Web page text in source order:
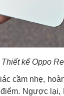
Thiết kế Oppo
cầm nhẹ,
Ngược